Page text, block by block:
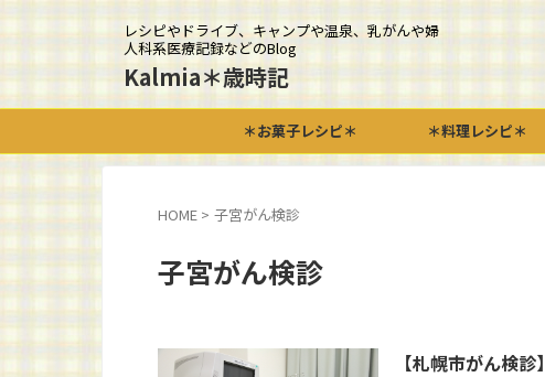
レシピやドライブ、キャンプや温泉、乳がんや婦
人科系医療記録などのBlog
Kalmia＊歳時記
＊お菓子レシピ＊ ＊料理レシピ＊
HOME > 子宮がん検診
子宮がん検診
【札幌市がん検